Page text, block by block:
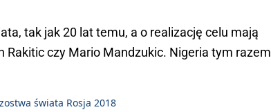
tak jak 20 lat temu, a o realizację celu mają
Rakitic czy Mario Mandzukic. Nigeria tym razem
świata Rosja 2018